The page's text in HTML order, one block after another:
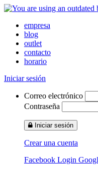
empresa
blog
outlet
contacto
horario
Iniciar sesión
Correo electrónico
Contraseña
Iniciar sesión
Crear una cuenta
Facebook Login